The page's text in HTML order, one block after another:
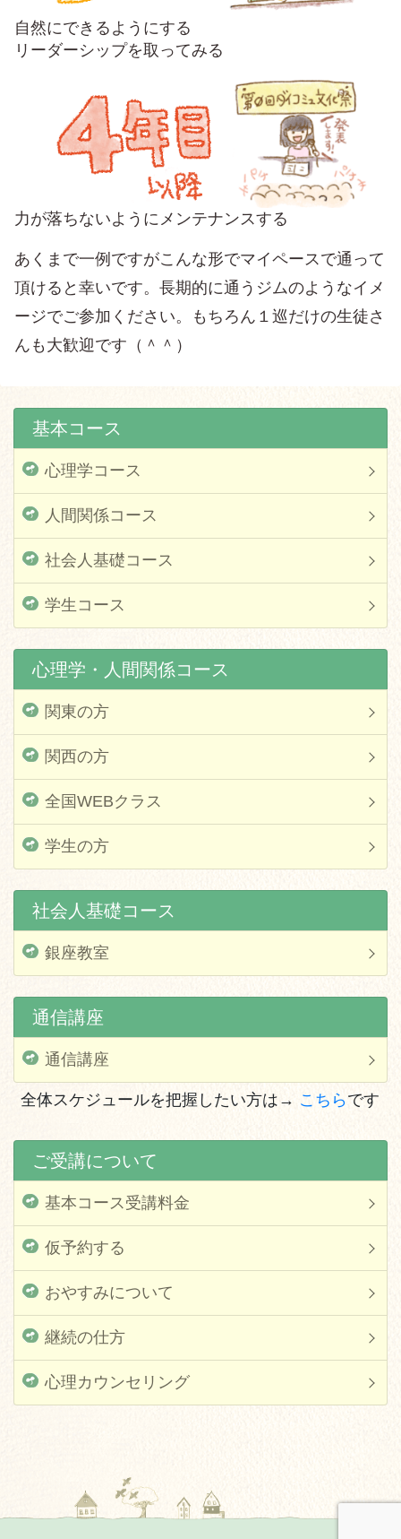
自然にできるようにする
リーダーシップを取ってみる
力が落ちないようにメンテナンスする
あくまで一例ですがこんな形でマイペースで通って
頂けると幸いです。長期的に通うジムのようなイメ
ージでご参加ください。もちろん１巡だけの生徒さ
んも大歓迎です（＾＾）
基本コース
心理学コース
人間関係コース
社会人基礎コース
学生コース
心理学・人間関係コース
関東の方
関西の方
全国WEBクラス
学生の方
社会人基礎コース
銀座教室
通信講座
通信講座
全体スケジュールを把握したい方は → こちらです
ご受講について
基本コース受講料金
仮予約する
おやすみについて
継続の仕方
心理カウンセリング